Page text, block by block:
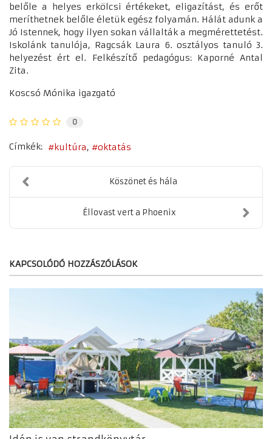
belőle a helyes erkölcsi értékeket, eligazítást, és erőt
meríthetnek belőle életük egész folyamán. Hálát adunk a
Jó Istennek, hogy ilyen sokan vállalták a megmérettetést.
Iskolánk tanulója, Ragcsák Laura 6. osztályos tanuló 3.
helyezést ért el. Felkészítő pedagógus: Kaporné Antal
Zita.
Koscsó Mónika igazgató
0
Címkék: kultúra oktatás
Köszönet és hála
Éllovast vert a Phoenix
KAPCSOLÓDÓ HOZZÁSZÓLÁSOK